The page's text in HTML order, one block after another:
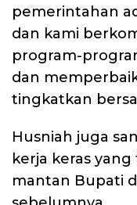
pemerintahan
dan kami
program-
dan
tingkatkan
Husniah juga
kerja keras
mantan Bupati